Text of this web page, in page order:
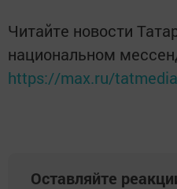
Читайте новости
национальном
https://max.ru/tatmedia
Оставляйте